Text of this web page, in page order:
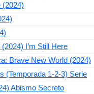
(2024)
I’m Still Here
Brave New World (2024)
(Temporada 1-2-3) Serie
Abismo Secreto